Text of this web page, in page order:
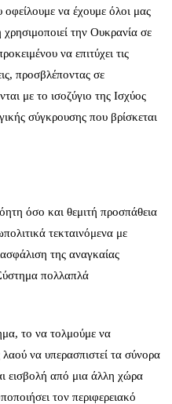
να έχουμε όλοι μας
την Ουκρανία σε
να επιτύχει τις
προσβλέποντας σε
με το ισοζύγιο της Ισχύος
σύγκρουσης που βρίσκεται
όσο και θεμιτή προσπάθεια
τεκταινόμενα με
της αναγκαίας
πολλαπλά
το να τολμούμε να
να υπερασπιστεί τα σύνορα
εισβολή από μια άλλη χώρα
τον περιφερειακό